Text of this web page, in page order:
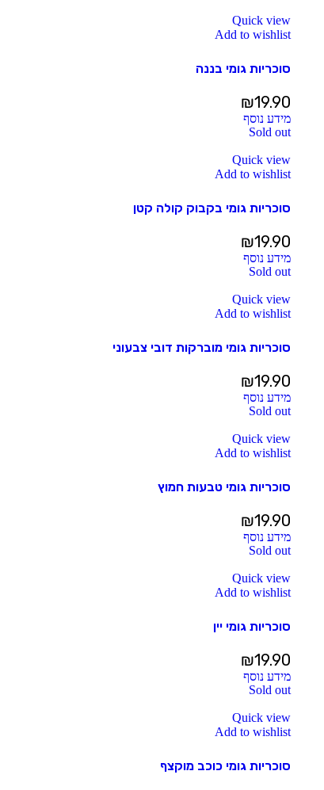
Quick view
Add to wishlist
סוכריות גומי בננה
₪19.90
מידע נוסף
Sold out
Quick view
Add to wishlist
סוכריות גומי בקבוק קולה קטן
₪19.90
מידע נוסף
Sold out
Quick view
Add to wishlist
סוכריות גומי מוברקות דובי צבעוני
₪19.90
מידע נוסף
Sold out
Quick view
Add to wishlist
סוכריות גומי טבעות חמוץ
₪19.90
מידע נוסף
Sold out
Quick view
Add to wishlist
סוכריות גומי יין
₪19.90
מידע נוסף
Sold out
Quick view
Add to wishlist
סוכריות גומי כוכב מוקצף